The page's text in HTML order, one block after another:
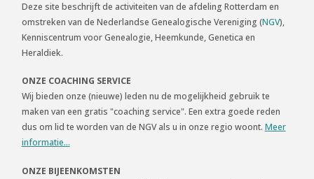
Deze site beschrijft de activiteiten van de afdeling Rotterdam en
omstreken van de Nederlandse Genealogische Vereniging (NGV),
Kenniscentrum voor Genealogie, Heemkunde, Genetica en
Heraldiek.
ONZE COACHING SERVICE
Wij bieden onze (nieuwe) leden nu de mogelijkheid gebruik te
maken van een gratis "coaching service". Een extra goede reden
dus om lid te worden van de NGV als u in onze regio woont. Meer
informatie...
ONZE BIJEENKOMSTEN